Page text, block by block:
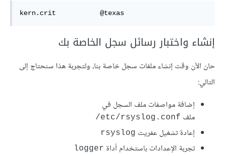
kern.crit           @texas
إنشاء واختبار رسائل سجل الخاصة بك
حان الآن وقت إنشاء ملفات سجل خاصة بنا، ولتجربة هذا سنحتاج إلى
التالي:
إضافة مواصفات ملف السجل في
ملف etc/rsyslog.conf/
إعادة تشغيل عفريت rsyslog
تجربة الإعدادات باستخدام أداة logger